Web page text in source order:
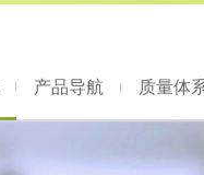
产品导航 质量体